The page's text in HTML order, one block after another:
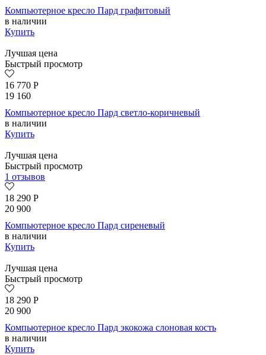
Компьютерное кресло Пард графитовый
в наличии
Купить
Лучшая цена
Быстрый просмотр
16 770 Р
19 160
Компьютерное кресло Пард светло-коричневый
в наличии
Купить
Лучшая цена
Быстрый просмотр
1 отзывов
18 290 Р
20 900
Компьютерное кресло Пард сиреневый
в наличии
Купить
Лучшая цена
Быстрый просмотр
18 290 Р
20 900
Компьютерное кресло Пард экокожа слоновая кость
в наличии
Купить